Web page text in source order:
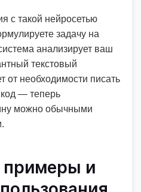
с такой нейросетью
задачу на
анализирует ваш
текстовый
от необходимости писать
— теперь
можно обычными
примеры и